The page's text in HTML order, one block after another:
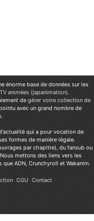
énorme base de données sur les
animées (japanimation).
de gérer votre collection de
avec un grand nombre de
qui a pour vocation de
formes de manière légale.
par chapitre), du fansub ou
mettons des liens vers les
ADN, Crunchyroll et Wakanim.
CGU Contact